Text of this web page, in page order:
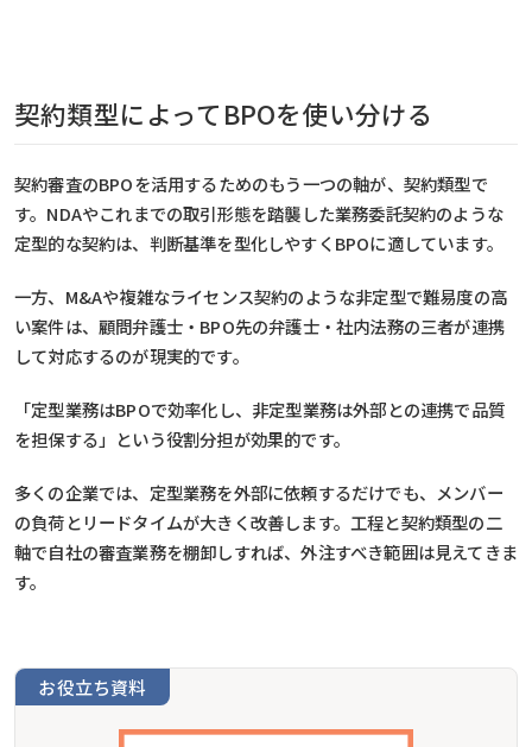
契約類型によってBPOを使い分ける
契約審査のBPOを活用するためのもう一つの軸が、契約類型で
す。NDAやこれまでの取引形態を踏襲した業務委託契約のような
定型的な契約は、判断基準を型化しやすくBPOに適しています。
一方、M&Aや複雑なライセンス契約のような非定型で難易度の高
い案件は、顧問弁護士・BPO先の弁護士・社内法務の三者が連携
して対応するのが現実的です。
「定型業務はBPOで効率化し、非定型業務は外部との連携で品質
を担保する」という役割分担が効果的です。
多くの企業では、定型業務を外部に依頼するだけでも、メンバー
の負荷とリードタイムが大きく改善します。工程と契約類型の二
軸で自社の審査業務を棚卸しすれば、外注すべき範囲は見えてきま
す。
お役立ち資料